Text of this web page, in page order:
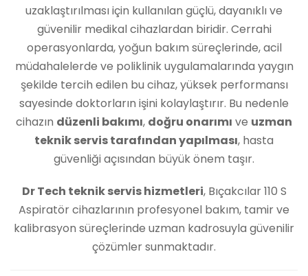
uzaklaştırılması için kullanılan güçlü, dayanıklı ve
güvenilir medikal cihazlardan biridir. Cerrahi
operasyonlarda, yoğun bakım süreçlerinde, acil
müdahalelerde ve poliklinik uygulamalarında yaygın
şekilde tercih edilen bu cihaz, yüksek performansı
sayesinde doktorların işini kolaylaştırır. Bu nedenle
cihazın düzenli bakımı, doğru onarımı ve uzman
teknik servis tarafından yapılması, hasta
güvenliği açısından büyük önem taşır.
Dr Tech teknik servis hizmetleri, Bıçakcılar 110 S
Aspiratör cihazlarının profesyonel bakım, tamir ve
kalibrasyon süreçlerinde uzman kadrosuyla güvenilir
çözümler sunmaktadır.